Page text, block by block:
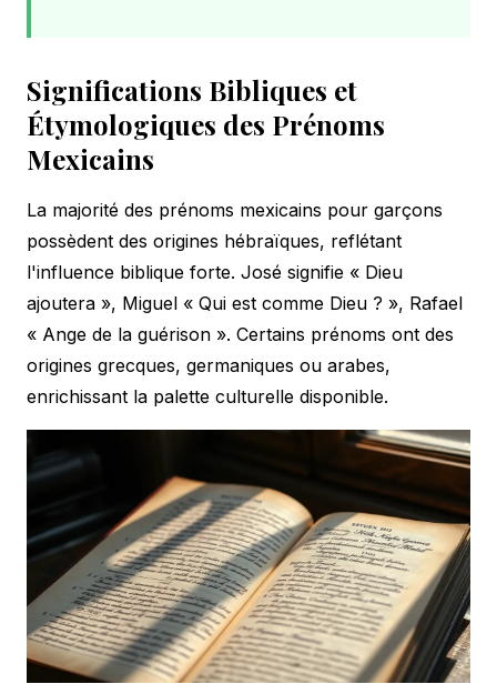
Significations Bibliques et
Étymologiques des Prénoms
Mexicains
La majorité des prénoms mexicains pour garçons
possèdent des origines hébraïques, reflétant
l'influence biblique forte. José signifie « Dieu
ajoutera », Miguel « Qui est comme Dieu ? », Rafael
« Ange de la guérison ». Certains prénoms ont des
origines grecques, germaniques ou arabes,
enrichissant la palette culturelle disponible.